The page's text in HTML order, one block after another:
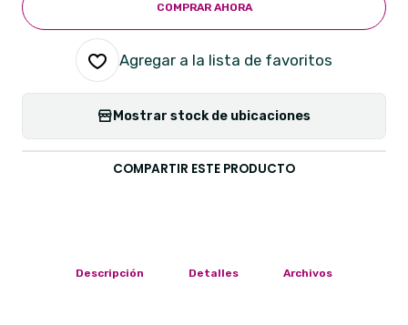
COMPRAR AHORA
Agregar a la lista de favoritos
Mostrar stock de ubicaciones
COMPARTIR ESTE PRODUCTO
Descripción Detalles Archivos